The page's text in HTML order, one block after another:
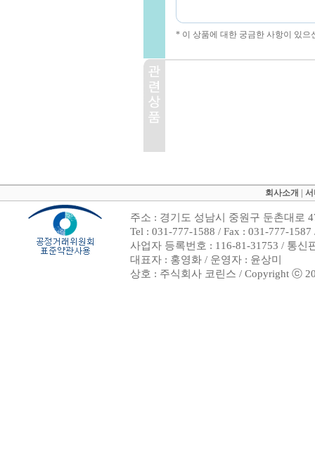
* 이 상품에 대한 궁금한 사항이 있
회사소개
주소 : 경기도 성남시 중원구 둔촌대로
Tel : 031-777-1588 / Fax : 031-777-
사업자 등록번호 : 116-81-31753 / 통신
대표자 : 홍영화 / 운영자 : 윤상미
상호 : 주식회사 코린스 / Copyright ⓒ